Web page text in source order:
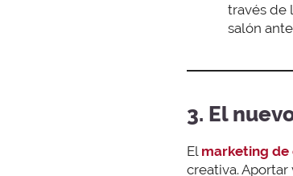
través de
salón
3. El
El marketing de
creativa.